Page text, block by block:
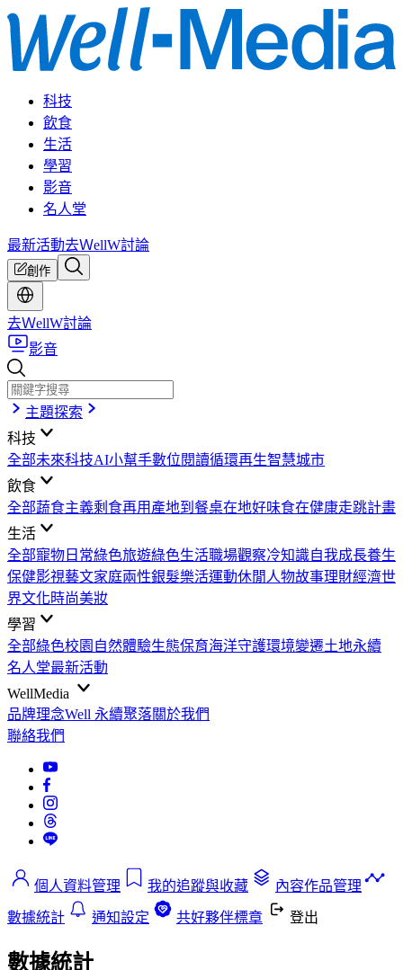
科技
飲食
生活
學習
影音
名人堂
最新活動去ＷellW討論
創作
去ＷellW討論
影音
主題探索
科技
全部未來科技AI小幫手數位閱讀循環再生智慧城市
飲食
全部蔬食主義剩食再用 產地到餐桌在地好味食在健康走跳計畫
生活
全部寵物日常綠色旅遊綠色生活職場觀察冷知識自我成長養生
保健影視藝文家庭兩性銀髮樂活運動休閒 人物故事理財經濟世
界文化時尚美妝
學習
全部綠色校園 自然體驗生態保育海洋守護環境變遷土地永續
名人堂最新活動
WellMedia
品牌理念Well 永續聚落關於我們
聯絡我們
個人資料管理 我的追蹤與收藏 內容作品管理
數據統計 通知設定 共好夥伴標章 登出
數據統計